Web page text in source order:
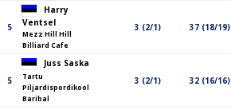
5
Harry
Ventsel
Mezz Hill Hill
Billiard Cafe
3 (2/1) 37 (18/19)
5
Juss Saska
Tartu
Piljardispordikool
Baribal
3 (2/1) 32 (16/16)